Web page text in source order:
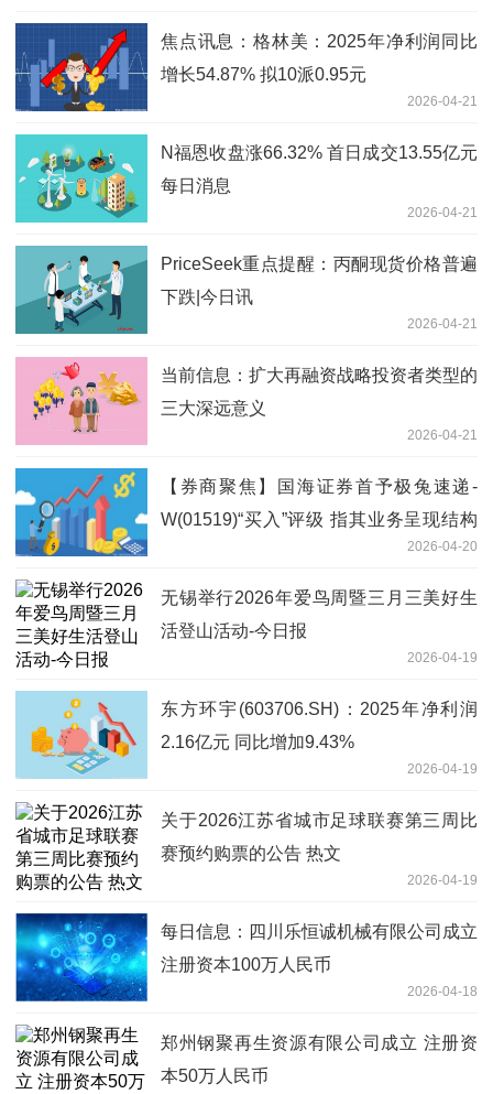
焦点讯息：格林美：2025年净利润同比
增长54.87% 拟10派0.95元
2026-04-21
N福恩收盘涨66.32% 首日成交13.55亿元
每日消息
2026-04-21
PriceSeek重点提醒：丙酮现货价格普遍
下跌|今日讯
2026-04-21
当前信息：扩大再融资战略投资者类型的
三大深远意义
2026-04-21
【券商聚焦】国海证券首予极兔速递-
W(01519)“买入”评级 指其业务呈现结构
2026-04-20
无锡举行2026年爱鸟周暨三月三美好生
活登山活动-今日报
2026-04-19
东方环宇(603706.SH)：2025年净利润
2.16亿元 同比增加9.43%
2026-04-19
关于2026江苏省城市足球联赛第三周比
赛预约购票的公告 热文
2026-04-19
每日信息：四川乐恒诚机械有限公司成立
注册资本100万人民币
2026-04-18
郑州钢聚再生资源有限公司成立 注册资
本50万人民币